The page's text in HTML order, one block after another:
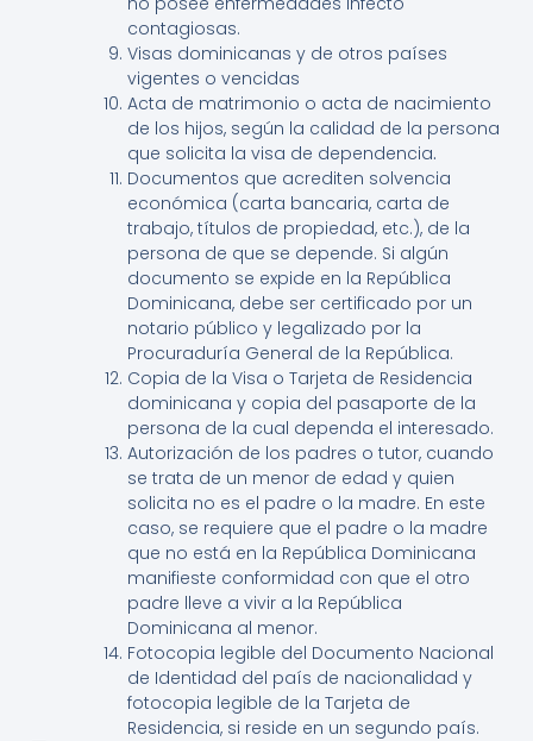
contagiosas.
Visas dominicanas y de otros países
vigentes o vencidas
Acta de matrimonio o acta de nacimiento
de los hijos, según la calidad de la persona
que solicita la visa de dependencia.
Documentos que acrediten solvencia
económica (carta bancaria, carta de
trabajo, títulos de propiedad, etc.), de la
persona de que se depende. Si algún
documento se expide en la República
Dominicana, debe ser certificado por un
notario público y legalizado por la
Procuraduría General de la República.
Copia de la Visa o Tarjeta de Residencia
dominicana y copia del pasaporte de la
persona de la cual dependa el interesado.
Autorización de los padres o tutor, cuando
se trata de un menor de edad y quien
solicita no es el padre o la madre. En este
caso, se requiere que el padre o la madre
que no está en la República Dominicana
manifieste conformidad con que el otro
padre lleve a vivir a la República
Dominicana al menor.
Fotocopia legible del Documento Nacional
de Identidad del país de nacionalidad y
fotocopia legible de la Tarjeta de
Residencia, si reside en un segundo país.